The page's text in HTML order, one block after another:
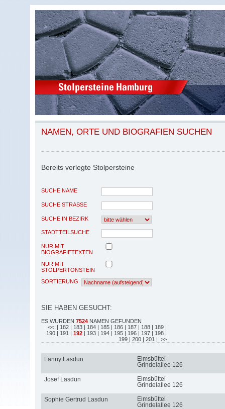
NAMEN, ORTE UND BIOGRAFIEN SUCHEN
Bereits verlegte Stolpersteine
SUCHE NAME
SUCHE STRASSE
SUCHE IN BEZIRK
STADTTEILSUCHE
NUR MIT
BIOGRAFIETEXTEN
NUR MIT
STOLPERTONSTEIN
SORTIERUNG
SIE HABEN GESUCHT:
ES WURDEN 7524 NAMEN GEFUNDEN
<< | 182 | 183 | 184 | 185 | 186 | 187 | 188 | 189 |
190 | 191 | 192 | 193 | 194 | 195 | 196 | 197 | 198 |
199 | 200 | 201 | >>
Fanny Lasdun
Eimsbüttel
Grindelallee 126
Josef Lasdun
Eimsbüttel
Grindelallee 126
Sophie Gertrud Lasdun
Eimsbüttel
Grindelallee 126